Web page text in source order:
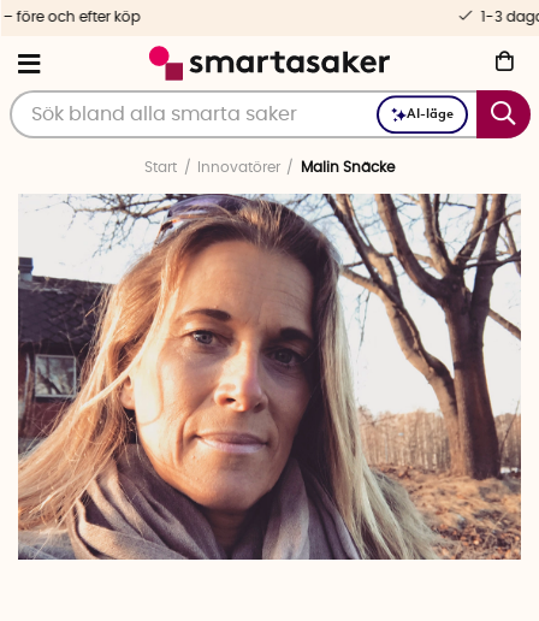
AI-läge
Start Innovatörer Malin Snäcke